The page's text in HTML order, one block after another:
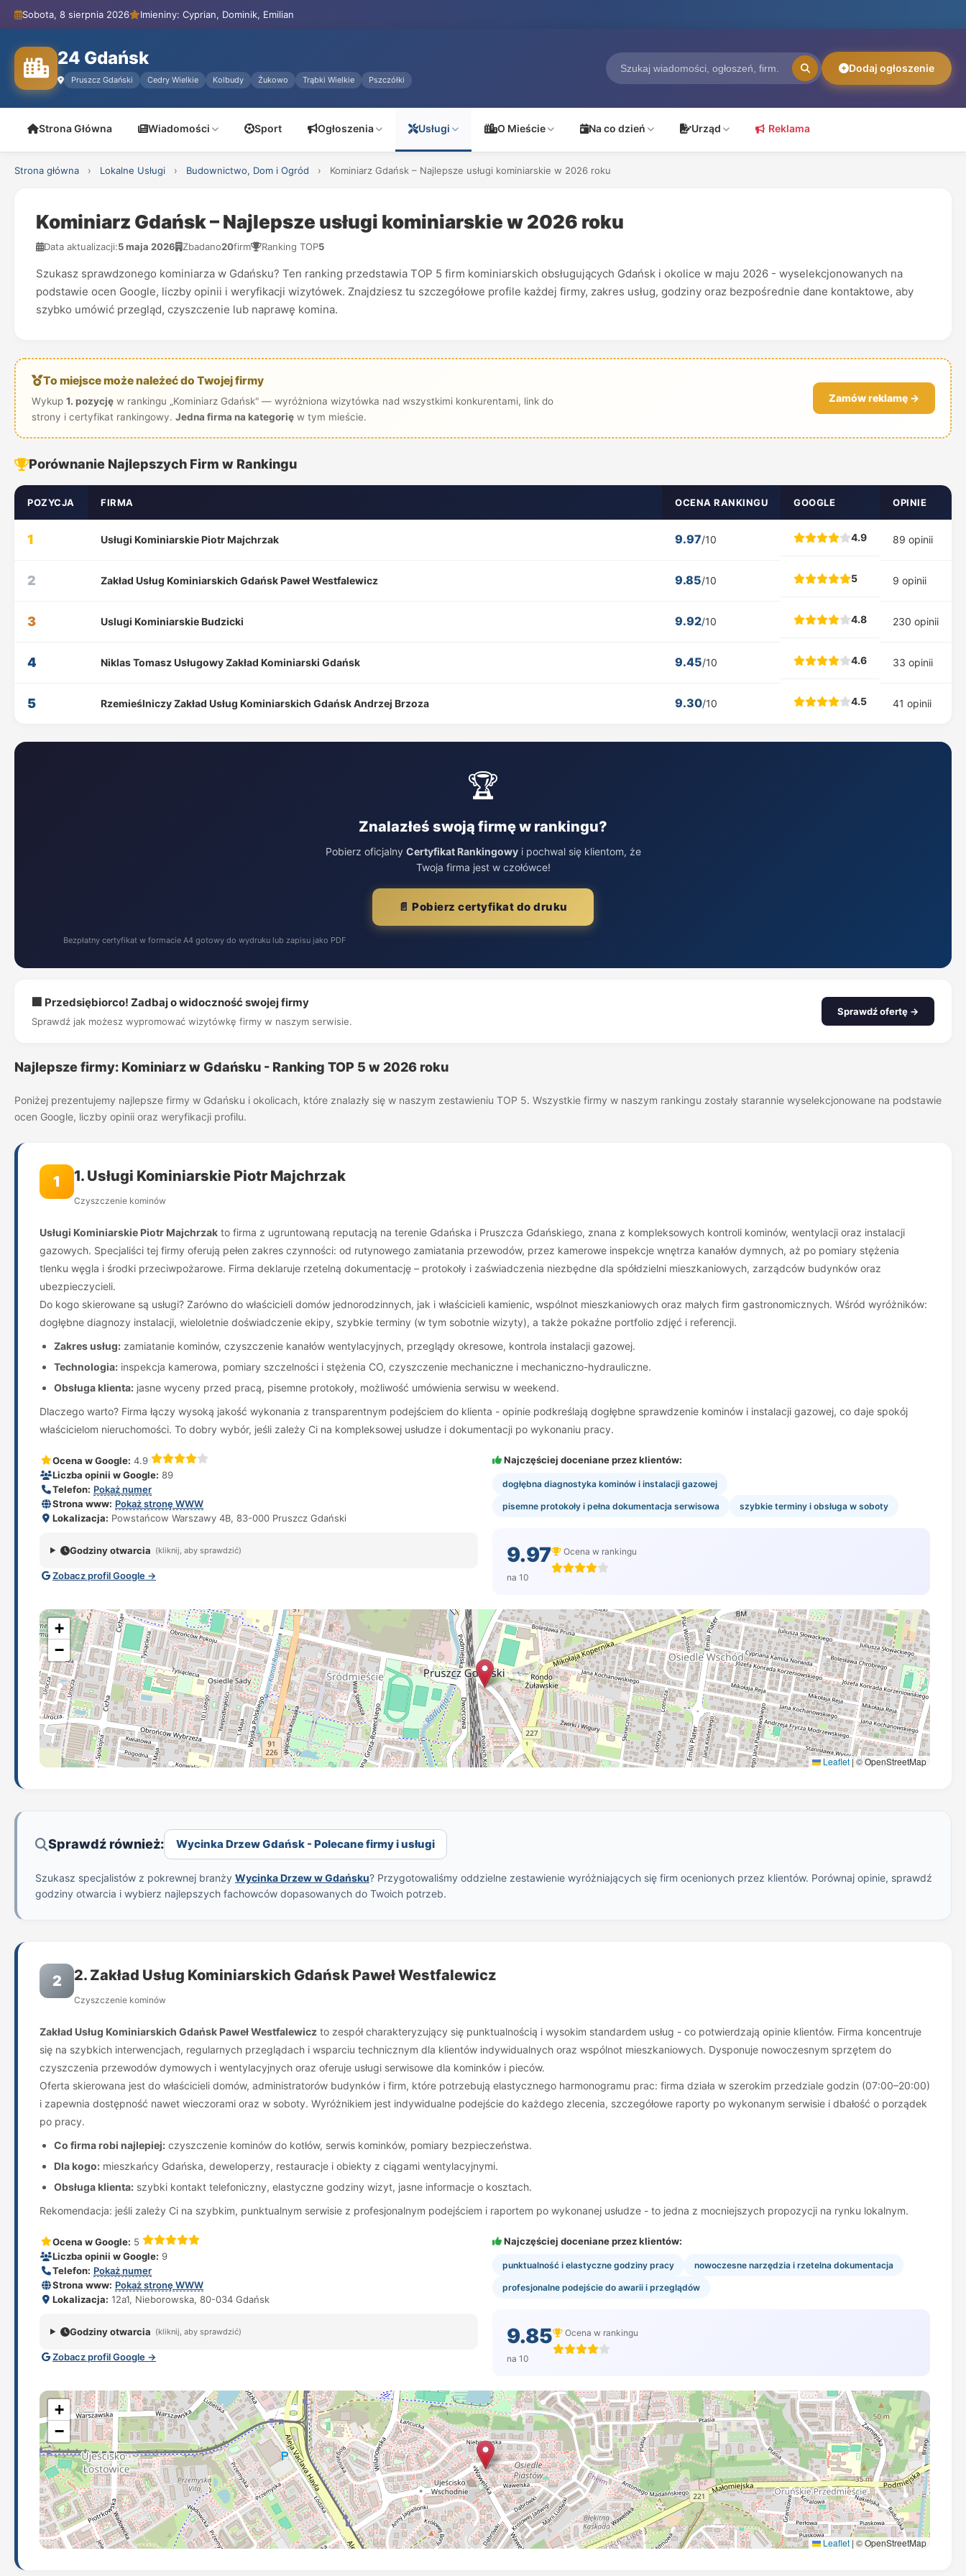
Sobota, 8 sierpnia 2026 Imieniny: Cyprian, Dominik, Emilian
24 Gdańsk
Pruszcz Gdański Cedry Wielkie Kolbudy Żukowo Trąbki Wielkie Pszczółki
Dodaj ogłoszenie
Strona Główna Wiadomości Sport Ogłoszenia Usługi O Mieście Na co dzień Urząd Reklama
Strona główna › Lokalne Usługi › Budownictwo, Dom i Ogród › Kominiarz Gdańsk – Najlepsze usługi kominiarskie w 2026 roku
Kominiarz Gdańsk – Najlepsze usługi kominiarskie w 2026 roku
Data aktualizacji:5 maja 2026 Zbadano20firm Ranking TOP5
Szukasz sprawdzonego kominiarza w Gdańsku? Ten ranking przedstawia TOP 5 firm kominiarskich obsługujących Gdańsk i okolice w maju 2026 - wyselekcjonowanych na
podstawie ocen Google, liczby opinii i weryfikacji wizytówek. Znajdziesz tu szczegółowe profile każdej firmy, zakres usług, godziny oraz bezpośrednie dane kontaktowe, aby
szybko umówić przegląd, czyszczenie lub naprawę komina.
To miejsce może należeć do Twojej firmy
Wykup 1. pozycjęw rankingu „Kominiarz Gdańsk" — wyróżniona wizytówka nad wszystkimi konkurentami, link do
strony i certyfikat rankingowy. Jedna firma na kategorięw tym mieście.
Zamów reklamę →
Porównanie Najlepszych Firm w Rankingu
POZYCJA FIRMA OCENA RANKINGU GOOGLE OPINIE
1 Usługi Kominiarskie Piotr Majchrzak 9.97/10 4.9 89 opinii
2 Zakład Usług Kominiarskich Gdańsk Paweł Westfalewicz 9.85/10 5 9 opinii
3 Uslugi Kominiarskie Budzicki 9.92/10 4.8 230 opinii
4 Niklas Tomasz Usługowy Zakład Kominiarski Gdańsk 9.45/10 4.6 33 opinii
5 Rzemieślniczy Zakład Usług Kominiarskich Gdańsk Andrzej Brzoza 9.30/10 4.5 41 opinii
🏆
Znalazłeś swoją firmę w rankingu?
Pobierz oficjalny Certyfikat Rankingowyi pochwal się klientom, że
Twoja firma jest w czołówce!
📄 Pobierz certyfikat do druku
Bezpłatny certyfikat w formacie A4 gotowy do wydruku lub zapisu jako PDF
🏢 Przedsiębiorco! Zadbaj o widoczność swojej firmy
Sprawdź jak możesz wypromować wizytówkę firmy w naszym serwisie.
Sprawdź ofertę →
Najlepsze firmy: Kominiarz w Gdańsku - Ranking TOP 5 w 2026 roku
Poniżej prezentujemy najlepsze firmy w Gdańsku i okolicach, które znalazły się w naszym zestawieniu TOP 5. Wszystkie firmy w naszym rankingu zostały starannie wyselekcjonowane na podstawie
ocen Google, liczby opinii oraz weryfikacji profilu.
1 1. Usługi Kominiarskie Piotr Majchrzak
Czyszczenie kominów
Usługi Kominiarskie Piotr Majchrzak to firma z ugruntowaną reputacją na terenie Gdańska i Pruszcza Gdańskiego, znana z kompleksowych kontroli kominów, wentylacji oraz instalacji
gazowych. Specjaliści tej firmy oferują pełen zakres czynności: od rutynowego zamiatania przewodów, przez kamerowe inspekcje wnętrza kanałów dymnych, aż po pomiary stężenia
tlenku węgla i środki przeciwpożarowe. Firma deklaruje rzetelną dokumentację – protokoły i zaświadczenia niezbędne dla spółdzielni mieszkaniowych, zarządców budynków oraz
ubezpieczycieli.
Do kogo skierowane są usługi? Zarówno do właścicieli domów jednorodzinnych, jak i właścicieli kamienic, wspólnot mieszkaniowych oraz małych firm gastronomicznych. Wśród wyróżników:
dogłębne diagnozy instalacji, wieloletnie doświadczenie ekipy, szybkie terminy (w tym sobotnie wizyty), a także pokaźne portfolio zdjęć i referencji.
Zakres usług: zamiatanie kominów, czyszczenie kanałów wentylacyjnych, przeglądy okresowe, kontrola instalacji gazowej.
Technologia: inspekcja kamerowa, pomiary szczelności i stężenia CO, czyszczenie mechaniczne i mechaniczno-hydrauliczne.
Obsługa klienta: jasne wyceny przed pracą, pisemne protokoły, możliwość umówienia serwisu w weekend.
Dlaczego warto? Firma łączy wysoką jakość wykonania z transparentnym podejściem do klienta - opinie podkreślają dogłębne sprawdzenie kominów i instalacji gazowej, co daje spokój
właścicielom nieruchomości. To dobry wybór, jeśli zależy Ci na kompleksowej usłudze i dokumentacji po wykonaniu pracy.
Ocena w Google: 4.9
Liczba opinii w Google: 89
Telefon: Pokaż numer
Strona www: Pokaż stronę WWW
Lokalizacja: Powstańcow Warszawy 4B, 83-000 Pruszcz Gdański
Godziny otwarcia (kliknij, aby sprawdzić)
Zobacz profil Google →
Najczęściej doceniane przez klientów:
dogłębna diagnostyka kominów i instalacji gazowej
pisemne protokoły i pełna dokumentacja serwisowa szybkie terminy i obsługa w soboty
9.97
na 10
Ocena w rankingu
+
−
Leaflet|© OpenStreetMap
Sprawdź również: Wycinka Drzew Gdańsk - Polecane firmy i usługi
Szukasz specjalistów z pokrewnej branży Wycinka Drzew w Gdańsku? Przygotowaliśmy oddzielne zestawienie wyróżniających się firm ocenionych przez klientów. Porównaj opinie, sprawdź
godziny otwarcia i wybierz najlepszych fachowców dopasowanych do Twoich potrzeb.
2 2. Zakład Usług Kominiarskich Gdańsk Paweł Westfalewicz
Czyszczenie kominów
Zakład Usług Kominiarskich Gdańsk Paweł Westfalewicz to zespół charakteryzujący się punktualnością i wysokim standardem usług - co potwierdzają opinie klientów. Firma koncentruje
się na szybkich interwencjach, regularnych przeglądach i wsparciu technicznym dla klientów indywidualnych oraz wspólnot mieszkaniowych. Dysponuje nowoczesnym sprzętem do
czyszczenia przewodów dymowych i wentylacyjnych oraz oferuje usługi serwisowe dla kominków i pieców.
Oferta skierowana jest do właścicieli domów, administratorów budynków i firm, które potrzebują elastycznego harmonogramu prac: firma działa w szerokim przedziale godzin (07:00–20:00)
i zapewnia dostępność nawet wieczorami oraz w soboty. Wyróżnikiem jest indywidualne podejście do każdego zlecenia, szczegółowe raporty po wykonanym serwisie i dbałość o porządek
po pracy.
Co firma robi najlepiej: czyszczenie kominów do kotłów, serwis kominków, pomiary bezpieczeństwa.
Dla kogo: mieszkańcy Gdańska, deweloperzy, restauracje i obiekty z ciągami wentylacyjnymi.
Obsługa klienta: szybki kontakt telefoniczny, elastyczne godziny wizyt, jasne informacje o kosztach.
Rekomendacja: jeśli zależy Ci na szybkim, punktualnym serwisie z profesjonalnym podejściem i raportem po wykonanej usłudze - to jedna z mocniejszych propozycji na rynku lokalnym.
Ocena w Google: 5
Liczba opinii w Google: 9
Telefon: Pokaż numer
Strona www: Pokaż stronę WWW
Lokalizacja: 12a1, Nieborowska, 80-034 Gdańsk
Godziny otwarcia (kliknij, aby sprawdzić)
Zobacz profil Google →
Najczęściej doceniane przez klientów:
punktualność i elastyczne godziny pracy nowoczesne narzędzia i rzetelna dokumentacja
profesjonalne podejście do awarii i przeglądów
9.85
na 10
Ocena w rankingu
+
−
Leaflet | © OpenStreetMap